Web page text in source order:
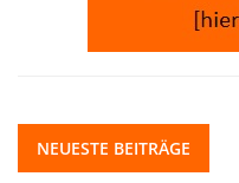
NEUESTE BEITRÄGE